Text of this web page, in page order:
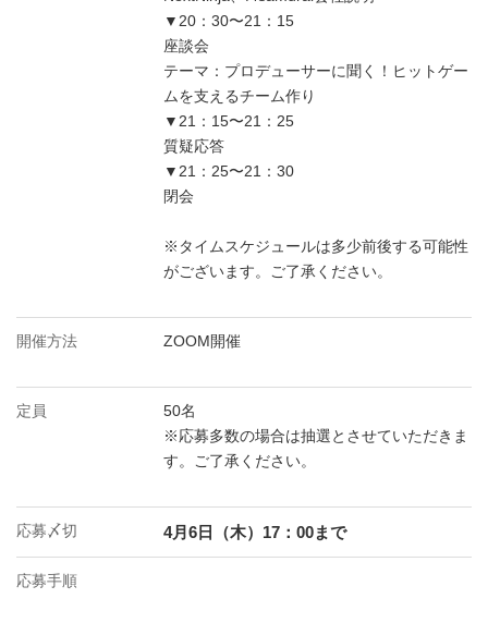
▼20：30〜21：15
座談会
テーマ：プロデューサーに聞く！ヒットゲー
ムを支えるチーム作り
▼21：15〜21：25
質疑応答
▼21：25〜21：30
閉会
※タイムスケジュールは多少前後する可能性
がございます。ご了承ください。
開催方法 ZOOM開催
定員
50名
※応募多数の場合は抽選とさせていただきま
す。ご了承ください。
応募〆切 4月6日（木）17：00まで
応募手順